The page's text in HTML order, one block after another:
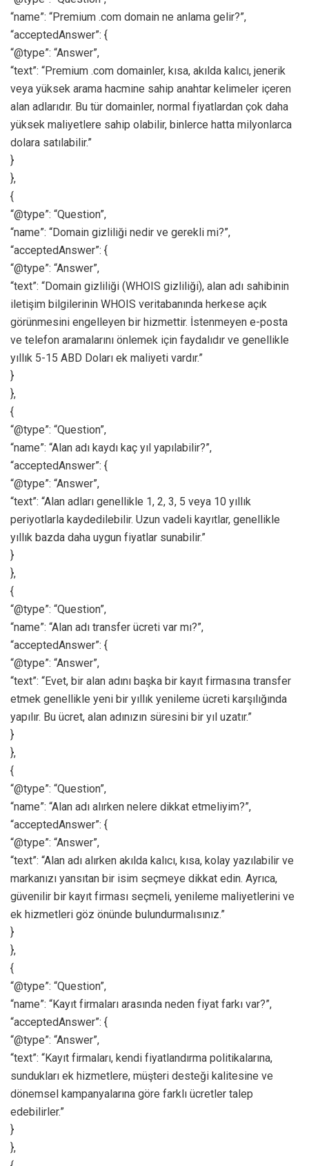
“name”: “Premium .com domain ne anlama gelir?”,
“acceptedAnswer”: {
“@type”: “Answer”,
“text”: “Premium .com domainler, kısa, akılda kalıcı, jenerik
veya yüksek arama hacmine sahip anahtar kelimeler içeren
alan adlarıdır. Bu tür domainler, normal fiyatlardan çok daha
yüksek maliyetlere sahip olabilir, binlerce hatta milyonlarca
dolara satılabilir.”
}
},
{
“@type”: “Question”,
“name”: “Domain gizliliği nedir ve gerekli mi?”,
“acceptedAnswer”: {
“@type”: “Answer”,
“text”: “Domain gizliliği (WHOIS gizliliği), alan adı sahibinin
iletişim bilgilerinin WHOIS veritabanında herkese açık
görünmesini engelleyen bir hizmettir. İstenmeyen e-posta
ve telefon aramalarını önlemek için faydalıdır ve genellikle
yıllık 5-15 ABD Doları ek maliyeti vardır.”
}
},
{
“@type”: “Question”,
“name”: “Alan adı kaydı kaç yıl yapılabilir?”,
“acceptedAnswer”: {
“@type”: “Answer”,
“text”: “Alan adları genellikle 1, 2, 3, 5 veya 10 yıllık
periyotlarla kaydedilebilir. Uzun vadeli kayıtlar, genellikle
yıllık bazda daha uygun fiyatlar sunabilir.”
}
},
{
“@type”: “Question”,
“name”: “Alan adı transfer ücreti var mı?”,
“acceptedAnswer”: {
“@type”: “Answer”,
“text”: “Evet, bir alan adını başka bir kayıt firmasına transfer
etmek genellikle yeni bir yıllık yenileme ücreti karşılığında
yapılır. Bu ücret, alan adınızın süresini bir yıl uzatır.”
}
},
{
“@type”: “Question”,
“name”: “Alan adı alırken nelere dikkat etmeliyim?”,
“acceptedAnswer”: {
“@type”: “Answer”,
“text”: “Alan adı alırken akılda kalıcı, kısa, kolay yazılabilir ve
markanızı yansıtan bir isim seçmeye dikkat edin. Ayrıca,
güvenilir bir kayıt firması seçmeli, yenileme maliyetlerini ve
ek hizmetleri göz önünde bulundurmalısınız.”
}
},
{
“@type”: “Question”,
“name”: “Kayıt firmaları arasında neden fiyat farkı var?”,
“acceptedAnswer”: {
“@type”: “Answer”,
“text”: “Kayıt firmaları, kendi fiyatlandırma politikalarına,
sundukları ek hizmetlere, müşteri desteği kalitesine ve
dönemsel kampanyalarına göre farklı ücretler talep
edebilirler.”
}
},